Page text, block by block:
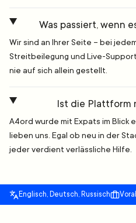
Was passiert, wenn
Wir sind an Ihrer Seite – bei
Streitbeilegung und Live-Support
nie auf sich allein gestellt.
Ist die Plattform
A4ord wurde mit Expats im Blick
lieben uns. Egal ob neu in der
jeder verdient verlässliche Hilfe.
Englisch, Deutsch, Russisch